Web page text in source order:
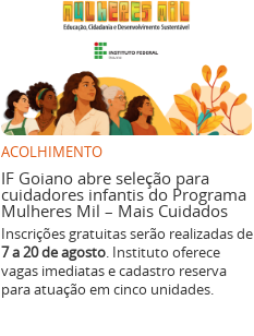
ACOLHIMENTO
IF Goiano abre seleção para
cuidadores infantis do Programa
Mulheres Mil – Mais Cuidados
Inscrições gratuitas serão realizadas de
7 a 20 de agosto. Instituto oferece
vagas imediatas e cadastro reserva
para atuação em cinco unidades.